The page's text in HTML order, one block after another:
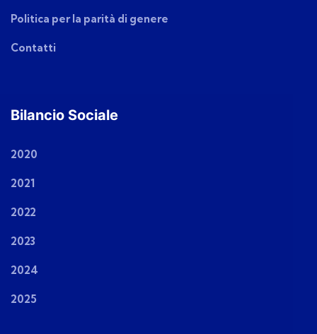
Politica per la parità di genere
Contatti
Bilancio Sociale
2020
2021
2022
2023
2024
2025